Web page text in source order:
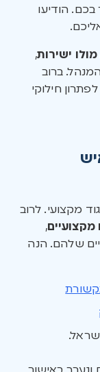
הודיעו
ישירות,
ברוב
חילוקי
מקצועי. לרוב
,
שלהם. הנה